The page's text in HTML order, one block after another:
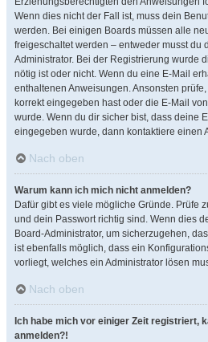
Wenn dies nicht der Fall ist, muss dein
werden. Bei einigen Boards müssen alle
freigeschaltet werden – entweder musst du
Administrator. Bei der Registrierung wurde
nötig ist oder nicht. Wenn du eine E-Mail
enthaltenen Anweisungen. Ansonsten
korrekt eingegeben hast oder die E-Mail
wurde. Wenn du dir sicher bist, dass deine
eingegeben wurde, dann kontaktiere einen
Nach oben
Warum kann ich mich nicht anmelden?
Dafür gibt es viele mögliche Gründe. Prüfe
und dein Passwort richtig sind. Wenn dies
Board-Administrator, um sicherzugehen,
ist ebenfalls möglich, dass ein
vorliegt, welches ein Administrator lösen
Nach oben
Ich habe mich vor einiger Zeit registriert,
anmelden?!